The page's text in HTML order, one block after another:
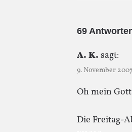
69
A. K. sagt:
9. November
Oh mein
Die Freitag-